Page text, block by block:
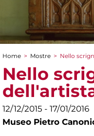
Tu sei qui
Home > Mostre > Nello
Nello
12/12/2015 - 17/01/2016
Museo Pietro